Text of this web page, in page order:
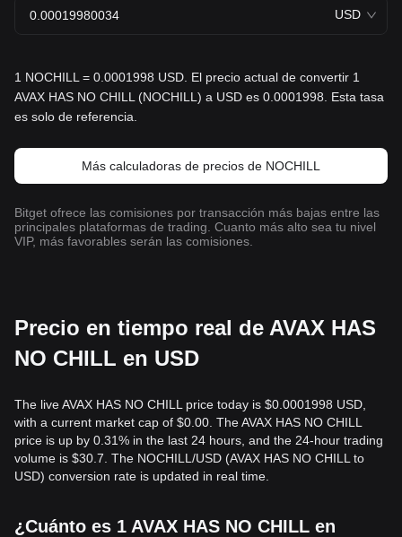
USD
1 NOCHILL = 0.0001998 USD. El precio actual de convertir 1
AVAX HAS NO CHILL (NOCHILL) a USD es 0.0001998. Esta tasa
es solo de referencia.
Más calculadoras de precios de NOCHILL
Bitget ofrece las comisiones por transacción más bajas entre las
principales plataformas de trading. Cuanto más alto sea tu nivel
VIP, más favorables serán las comisiones.
Precio en tiempo real de AVAX HAS
NO CHILL en USD
The live AVAX HAS NO CHILL price today is $0.0001998 USD,
with a current market cap of $0.00. The AVAX HAS NO CHILL
price is up by 0.31% in the last 24 hours, and the 24-hour trading
volume is $30.7. The NOCHILL/USD (AVAX HAS NO CHILL to
USD) conversion rate is updated in real time.
¿Cuánto es 1 AVAX HAS NO CHILL en